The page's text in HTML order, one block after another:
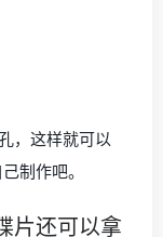
吧！
弹子、热胶、